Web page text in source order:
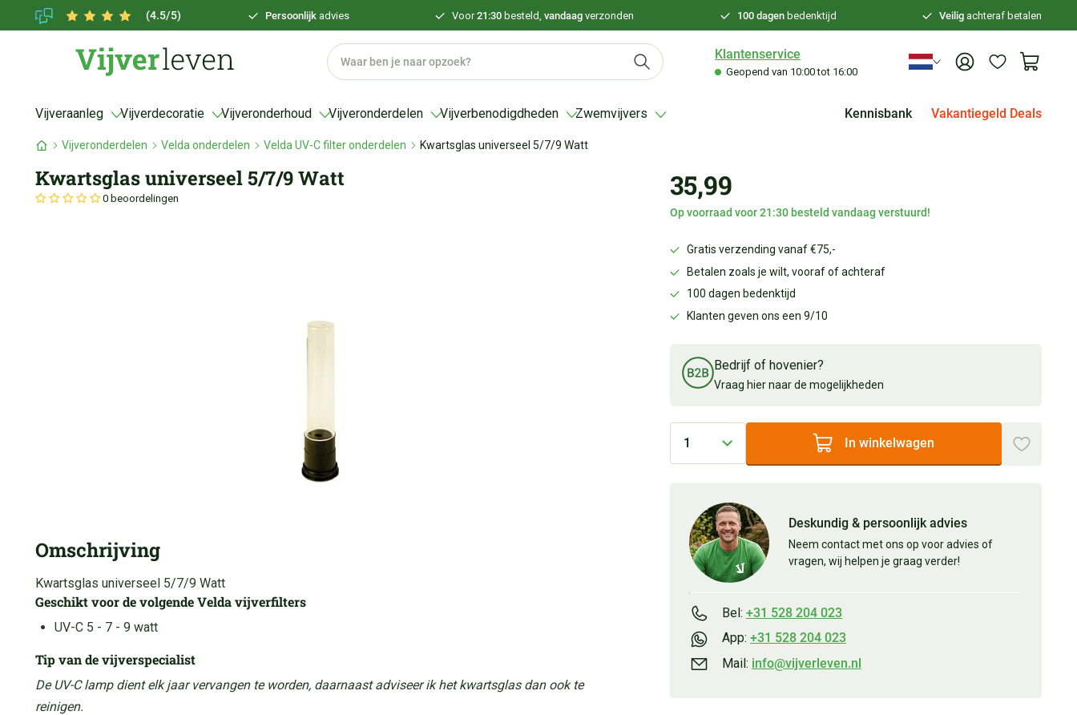
(4.5/5) Persoonlijk advies Voor21:30 besteld,vandaagverzonden 100 dagenbedenktijd Veiligachteraf betalen
Klantenservice
Geopend van 10:00 tot 16:00
Vijveraanleg Vijverdecoratie Vijveronderhoud Vijveronderdelen Vijverbenodigdheden Zwemvijvers Kennisbank Vakantiegeld Deals
Vijveronderdelen Velda onderdelen Velda UV-C filter onderdelen Kwartsglas universeel 5/7/9 Watt
Kwartsglas universeel 5/7/9 Watt
0 beoordelingen 35,99
Op voorraad voor 21:30 besteld vandaag verstuurd!
Gratis verzending vanaf €75,-
Betalen zoals je wilt, vooraf of achteraf
100 dagen bedenktijd
Klanten geven ons een 9/10
Bedrijf of hovenier?
Vraag hier naar de mogelijkheden
In winkelwagen
Deskundig & persoonlijk advies
Neem contact met ons op voor advies of
vragen, wij helpen je graag verder!
Bel: +31 528 204 023
App: +31 528 204 023
Mail: info@vijverleven.nl
Omschrijving
Kwartsglas universeel 5/7/9 Watt
Geschikt voor de volgende Velda vijverfilters
UV-C 5 - 7 - 9 watt
Tip van de vijverspecialist
De UV-C lamp dient elk jaar vervangen te worden, daarnaast adviseer ik het kwartsglas dan ook te
reinigen.